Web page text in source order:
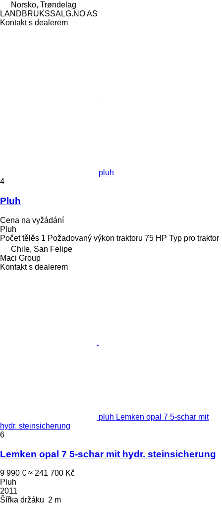
Norsko, Trøndelag
LANDBRUKSSALG.NO AS
Kontakt s dealerem
pluh
4
Pluh
Cena na vyžádání
Pluh
Počet tělěs 1 Požadovaný výkon traktoru 75 HP Typ pro traktor
Chile, San Felipe
Maci Group
Kontakt s dealerem
pluh Lemken opal 7 5-schar mit
hydr. steinsicherung
6
Lemken opal 7 5-schar mit hydr. steinsicherung
9 990 € ≈ 241 700 Kč
Pluh
2011
Šířka držáku 2 m